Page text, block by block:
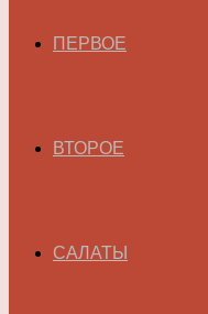
ПЕРВОЕ
ВТОРОЕ
САЛАТЫ